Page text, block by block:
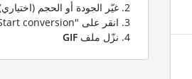
غيّر الجودة أو الحجم
انقر على "Start conversion" لتحويل ملفك من
نزّل ملف GIF